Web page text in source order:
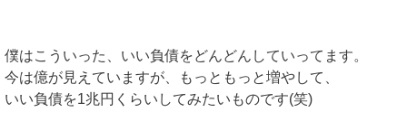
僕はこういった、いい負債をどんどんしていってます。
今は億が見えていますが、もっともっと増やして、
いい負債を1兆円くらいしてみたいものです(笑)